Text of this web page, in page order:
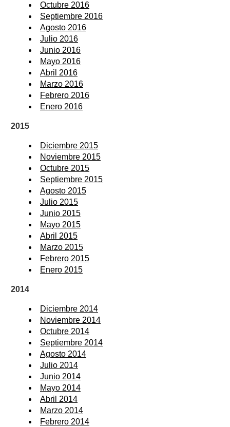
Octubre 2016
Septiembre 2016
Agosto 2016
Julio 2016
Junio 2016
Mayo 2016
Abril 2016
Marzo 2016
Febrero 2016
Enero 2016
2015
Diciembre 2015
Noviembre 2015
Octubre 2015
Septiembre 2015
Agosto 2015
Julio 2015
Junio 2015
Mayo 2015
Abril 2015
Marzo 2015
Febrero 2015
Enero 2015
2014
Diciembre 2014
Noviembre 2014
Octubre 2014
Septiembre 2014
Agosto 2014
Julio 2014
Junio 2014
Mayo 2014
Abril 2014
Marzo 2014
Febrero 2014